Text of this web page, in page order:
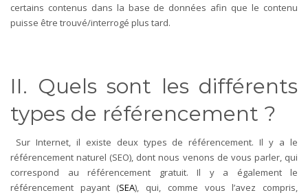
certains contenus dans la base de données afin que le contenu
puisse être trouvé/interrogé plus tard.
II. Quels sont les différents
types de référencement ?
Sur Internet, il existe deux types de référencement. Il y a le
référencement naturel (SEO), dont nous venons de vous parler, qui
correspond au référencement gratuit. Il y a également le
référencement payant (SEA), qui, comme vous l’avez compris,